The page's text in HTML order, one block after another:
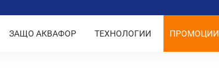
ЗАЩО АКВАФОР ТЕХНОЛОГИИ ПРОМОЦИИ